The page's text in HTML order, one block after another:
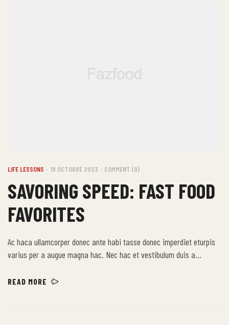
LIFE LESSONS 19 OCTOBRE 2023 COMMENT (0)
SAVORING SPEED: FAST FOOD
FAVORITES
Ac haca ullamcorper donec ante habi tasse donec imperdiet eturpis
varius per a augue magna hac. Nec hac et vestibulum duis a
himenaeos nunc torquent euismod adipiscing adipiscing dui gravida
READ MORE